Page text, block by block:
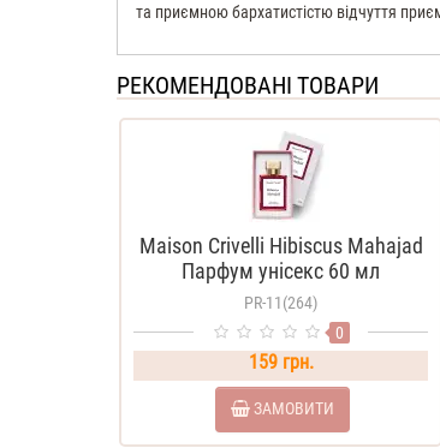
та приємною бархатистістю відчуття
РЕКОМЕНДОВАНІ ТОВАРИ
Maison Crivelli Hibiscus Mahajad
Парфум унісекс 60 мл
PR-11(264)
0
159 грн.
ЗАМОВИТИ